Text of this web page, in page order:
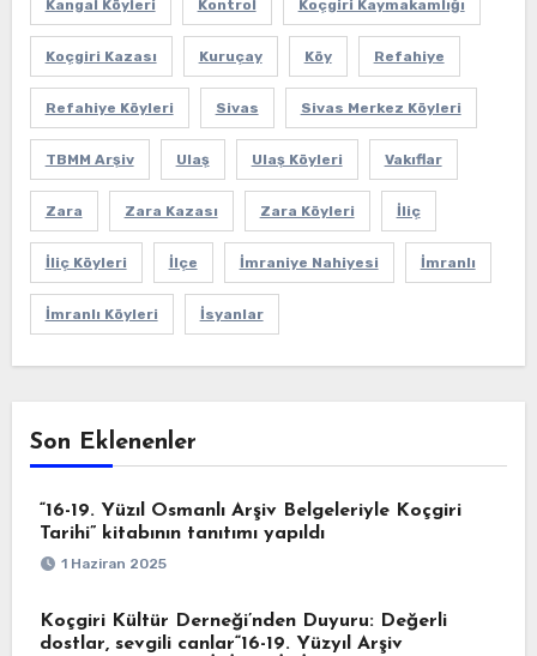
Kangal Köyleri Kontrol Koçgiri Kaymakamlığı
Koçgiri Kazası Kuruçay Köy Refahiye
Refahiye Köyleri Sivas Sivas Merkez Köyleri
TBMM Arşiv Ulaş Ulaş Köyleri Vakıflar
Zara Zara Kazası Zara Köyleri İliç
İliç Köyleri İlçe İmraniye Nahiyesi İmranlı
İmranlı Köyleri İsyanlar
Son Eklenenler
“16-19. Yüzıl Osmanlı Arşiv Belgeleriyle Koçgiri
Tarihi” kitabının tanıtımı yapıldı
1 Haziran 2025
Koçgiri Kültür Derneği’nden Duyuru: Değerli
dostlar, sevgili canlar“16-19. Yüzyıl Arşiv